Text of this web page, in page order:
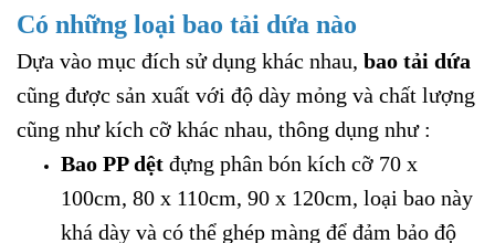
Có những loại bao tải dứa nào
Dựa vào mục đích sử dụng khác nhau, bao tải dứa
cũng được sản xuất với độ dày mỏng và chất lượng
cũng như kích cỡ khác nhau, thông dụng như :
Bao PP dệt đựng phân bón kích cỡ 70 x
100cm, 80 x 110cm, 90 x 120cm, loại bao này
khá dày và có thể ghép màng để đảm bảo độ